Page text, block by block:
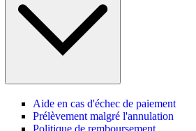
Aide en cas d'échec de paiement
Prélèvement malgré l'annulation
Politique de remboursement